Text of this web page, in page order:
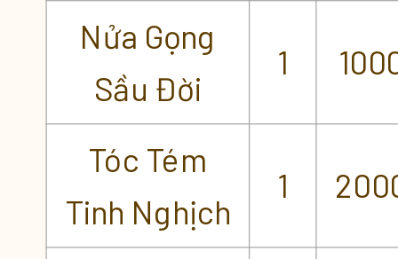
Nửa Gọng
Sầu Đời
1
Tóc Tém
Tinh Nghịch
1